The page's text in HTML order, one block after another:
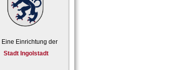
Eine Einrichtung der
Stadt Ingolstadt